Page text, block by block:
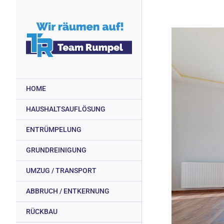
HOME
HAUSHALTSAUFLÖSUNG
ENTRÜMPELUNG
GRUNDREINIGUNG
UMZUG / TRANSPORT
ABBRUCH / ENTKERNUNG
RÜCKBAU